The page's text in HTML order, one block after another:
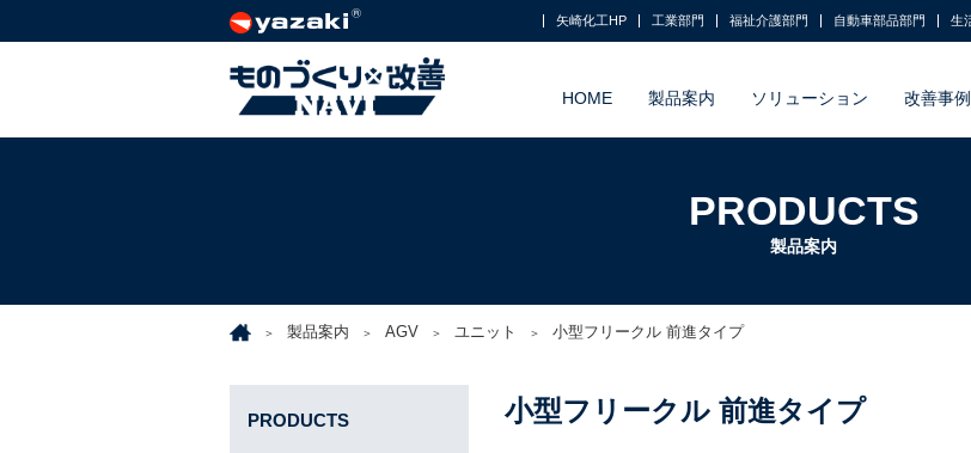
矢崎化工HP 工業部門 福祉介護部門 自動車部品部門 生
HOME 製品案内 ソリューション 改善事
PRODUCTS
製品案内
製品案内 AGV ユニット 小型フリークル 前進タイプ
小型フリークル 前進タイプ
PRODUCTS